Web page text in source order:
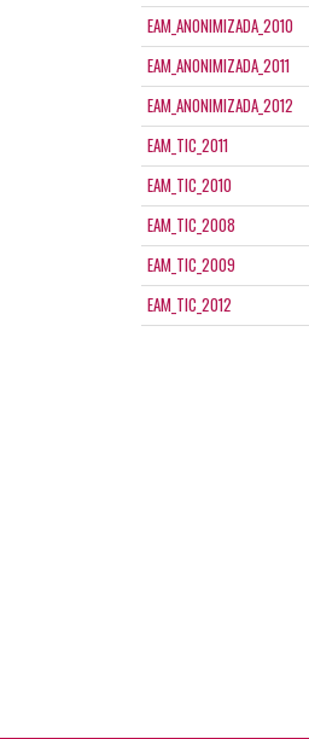
EAM_ANONIMIZADA_2010
EAM_ANONIMIZADA_2011
EAM_ANONIMIZADA_2012
EAM_TIC_2011
EAM_TIC_2010
EAM_TIC_2008
EAM_TIC_2009
EAM_TIC_2012